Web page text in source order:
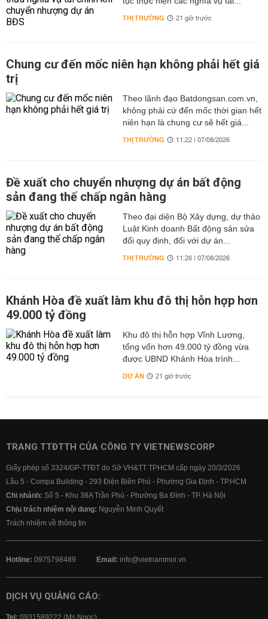
THỊ TRƯỜNG 21 giờ trước
Chung cư đến mốc niên hạn không phải hết giá
trị
Theo lãnh đạo Batdongsan.com.vn,
không phải cứ đến mốc thời gian hết
niên hạn là chung cư sẽ hết giá...
THỊ TRƯỜNG 11:22 | 07/08/2026
Đề xuất cho chuyển nhượng dự án bất động
sản đang thế chấp ngân hàng
Theo đại diện Bộ Xây dựng, dự thảo
Luật Kinh doanh Bất động sản sửa
đổi quy định, đối với dự án...
THỊ TRƯỜNG 11:26 | 07/08/2026
Khánh Hòa đề xuất làm khu đô thị hỗn hợp hơn
49.000 tỷ đồng
Khu đô thị hỗn hợp Vĩnh Lương,
tổng vốn hơn 49.000 tỷ đồng vừa
được UBND Khánh Hòa trình...
DỰ ÁN 21 giờ trước
TRANG TTĐTTH CỦA CÔNG TY VIETNEWSCORP
Giấy phép số 3324/GP-TTĐT do Sở VH&TT TPHCM cấp ngày 20/3/2026
Lầu 5 - Compa Building - 293 Điện Biên Phủ - Phường Gia Định - TP.HCM
Chi nhánh: Số 5 - Khu 38A Trần Phú - Phường Ba Đình - TP. Hà Nội
Chịu trách nhiệm nội dung: Nguyễn Minh Quyết
Trách nhiệm về thông tin
Hotline: 0975798489 Email: info@vietnammoi.vn
DỊCH VỤ QUẢNG CÁO:
Tel: 0931589222 (Ms Ngọc)